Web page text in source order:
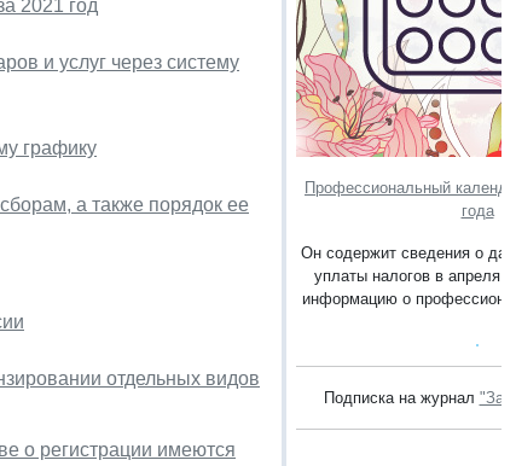
2021 год
и услуг через систему
графику
а также порядок ее
отдельных видов
о регистрации имеются
Профессиональный
года
Он содержит сведения о
уплаты налогов в апреля
информацию о
Подписка на журнал